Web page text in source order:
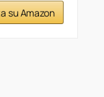
su Amazon